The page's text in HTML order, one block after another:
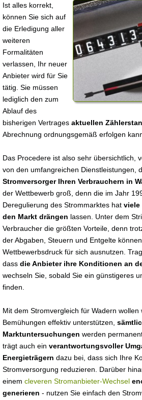
Ist alles korrekt,
können Sie sich auf
die Erledigung aller
weiteren
Formalitäten
verlassen, Ihr neuer
Anbieter wird für Sie
tätig. Sie müssen
lediglich den zum
Ablauf des
bisherigen Vertrages aktuellen
Abrechnung ordnungsgemäß erfolgen
Das Procedere ist also sehr übersichtlich,
von den umfangreichen Dienstleistungen,
Stromversorger Ihren Verbrauchern in
der Wettbewerb groß, denn die im Jahr
Deregulierung des Strommarktes hat viele
den Markt drängen lassen. Unter dem
Verbraucher die größten Vorteile, denn
der Abgaben, Steuern und Entgelte
Wettbewerbsdruck für sich ausnutzen.
dass die Anbieter ihre Konditionen an
wechseln Sie, sobald Sie ein günstigeres
finden.
Mit dem Stromvergleich für Wadern wollen
Bemühungen effektiv unterstützen,
Marktuntersuchungen werden
trägt auch ein verantwortungsvoller
Energieträgern dazu bei, dass sich Ihre
Stromversorgung reduzieren. Darüber
einem cleveren Stromanbieter-Wechsel
generieren - nutzen Sie einfach den